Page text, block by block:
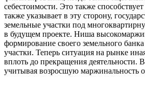
себестоимости. Это также
также указывает в эту сторону,
земельные участки под
в будущем проекте. Ниша
формирование своего земельного
участки. Теперь ситуация на рынке
вплоть до прекращения деятельности.
учитывая возросшую маржинальность